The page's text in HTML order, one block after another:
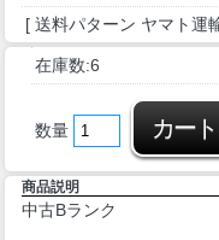
[ 送料パターン ヤマト運
在庫数:6
数量
商品説明
中古Bランク